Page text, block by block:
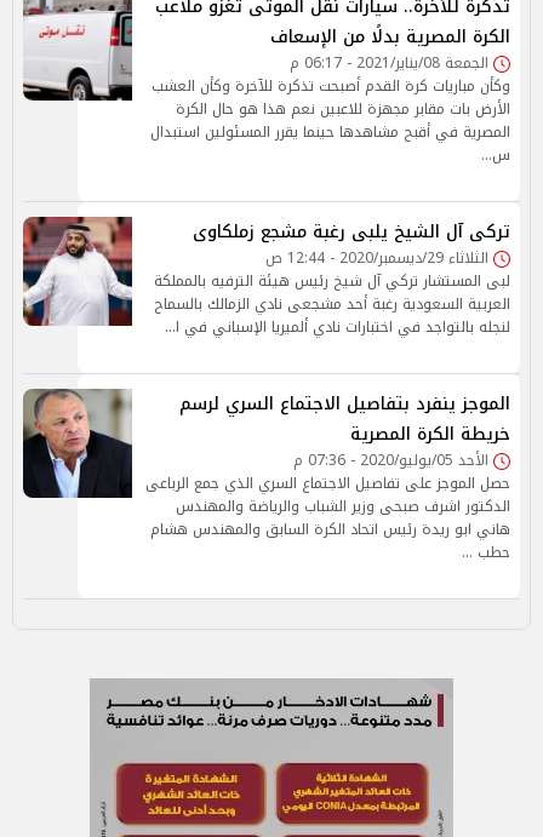
تذكرة للأخرة.. سيارات نقل الموتى تغزو ملاعب
الكرة المصرية بدلًا من الإسعاف
الجمعة 08/يناير/2021 - 06:17 م
وكأن مباريات كرة القدم أصبحت تذكرة للآخرة وكأن العشب
الأرض بات مقابر مجهزة للاعبين نعم هذا هو حال الكرة
المصرية في أقبح مشاهدها حينما يقرر المسئولين استبدال
س…
تركى آل الشيخ يلبى رغبة مشجع زملكاوى
الثلاثاء 29/ديسمبر/2020 - 12:44 ص
لبى المستشار تركي آل شيخ رئيس هيئة الترفيه بالمملكة
العربية السعودية رغبة أحد مشجعى نادي الزمالك بالسماح
لنجله بالتواجد في اختبارات نادي ألميريا الإسباني في ا…
الموجز ينفرد بتفاصيل الاجتماع السري لرسم
خريطة الكرة المصرية
الأحد 05/يوليو/2020 - 07:36 م
حصل الموجز على تفاصيل الاجتماع السري الذي جمع الرباعى
الدكتور اشرف صبحى وزير الشباب والرياضة والمهندس
هاني ابو ريدة رئيس اتحاد الكرة السابق والمهندس هشام
حطب …